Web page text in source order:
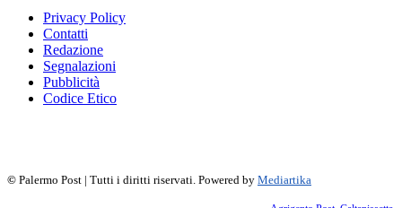
Privacy Policy
Contatti
Redazione
Segnalazioni
Pubblicità
Codice Etico
© Palermo Post | Tutti i diritti riservati. Powered by Mediartika